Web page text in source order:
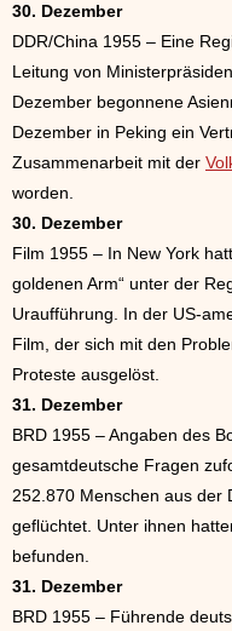
30. Dezember
DDR/China 1955 – Eine
Leitung von
Dezember begonnene
Dezember in Peking ein
Zusammenarbeit mit der
worden.
30. Dezember
Film 1955 – In New York
goldenen Arm“ unter der
Uraufführung. In der US-
Film, der sich mit den
Proteste ausgelöst.
31. Dezember
BRD 1955 – Angaben des
gesamtdeutsche Fragen
252.870 Menschen aus der
geflüchtet. Unter ihnen
befunden.
31. Dezember
BRD 1955 – Führende